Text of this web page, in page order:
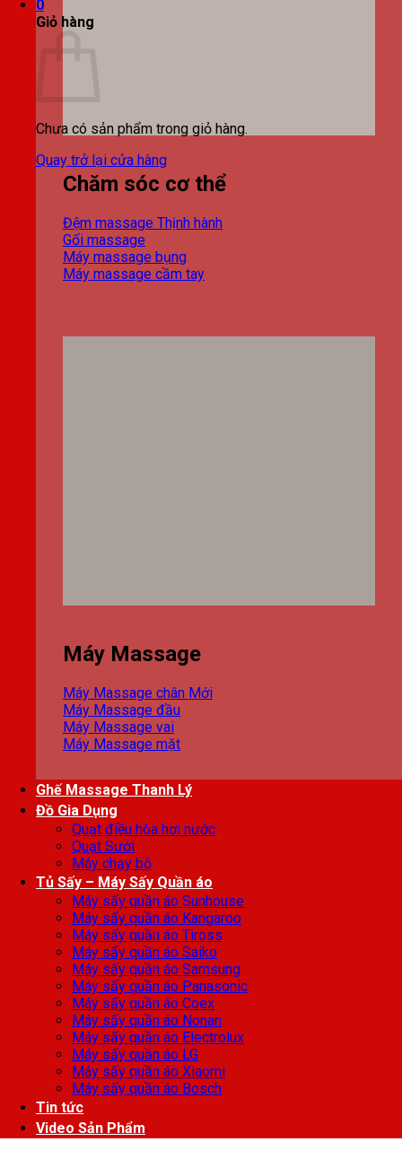
0
Giỏ hàng
Chưa có sản phẩm trong giỏ hàng.
Quay trở lại cửa hàng
Chăm sóc cơ thể
Đệm massage
Gối massage
Máy massage bụng
Máy massage cầm tay
Máy Massage
Máy Massage chân
Máy Massage đầu
Máy Massage vai
Máy Massage mặt
Ghế Massage Thanh Lý
Đồ Gia Dụng
Quạt điều hòa hơi nước
Quạt Sưởi
Máy chạy bộ
Tủ Sấy – Máy Sấy Quần áo
Máy sấy quần áo Sunhouse
Máy sấy quần áo Kangaroo
Máy sấy quần áo Tiross
Máy sấy quần áo Saiko
Máy sấy quần áo Samsung
Máy sấy quần áo Panasonic
Máy sấy quần áo Coex
Máy sấy quần áo Nonan
Máy sấy quần áo Electrolux
Máy sấy quần áo LG
Máy sấy quần áo Xiaomi
Máy sấy quần áo Bosch
Tin tức
Video Sản Phẩm